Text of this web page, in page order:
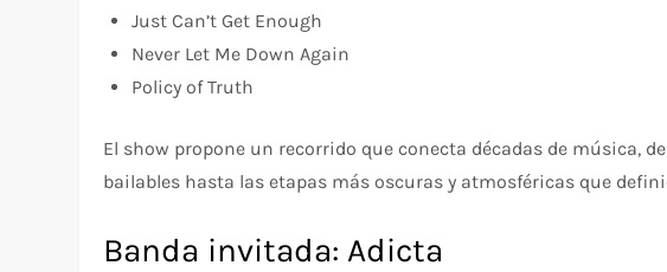
Just Can’t Get Enough
Never Let Me Down Again
Policy of Truth
El show propone un recorrido que conecta décadas de música,
bailables hasta las etapas más oscuras y atmosféricas que
Banda invitada: Adicta